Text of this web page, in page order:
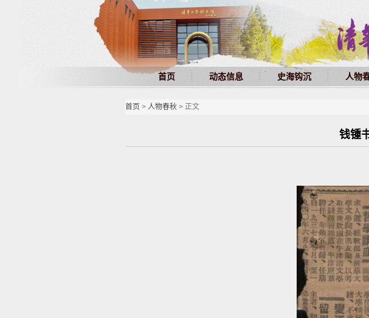
首页 动态信息 史海钩沉 人物
首页 > 人物春秋 > 正文
钱锺